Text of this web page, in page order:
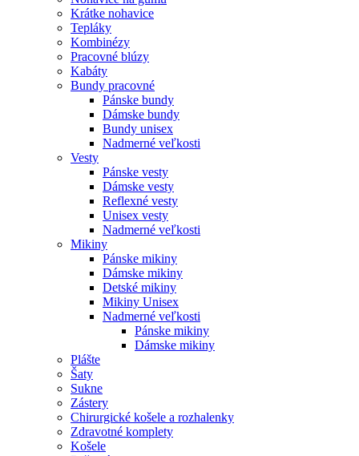
Krátke nohavice
Tepláky
Kombinézy
Pracovné blúzy
Kabáty
Bundy pracovné
Pánske bundy
Dámske bundy
Bundy unisex
Nadmerné veľkosti
Vesty
Pánske vesty
Dámske vesty
Reflexné vesty
Unisex vesty
Nadmerné veľkosti
Mikiny
Pánske mikiny
Dámske mikiny
Detské mikiny
Mikiny Unisex
Nadmerné veľkosti
Pánske mikiny
Dámske mikiny
Plášte
Šaty
Sukne
Zástery
Chirurgické košele a rozhalenky
Zdravotné komplety
Košele